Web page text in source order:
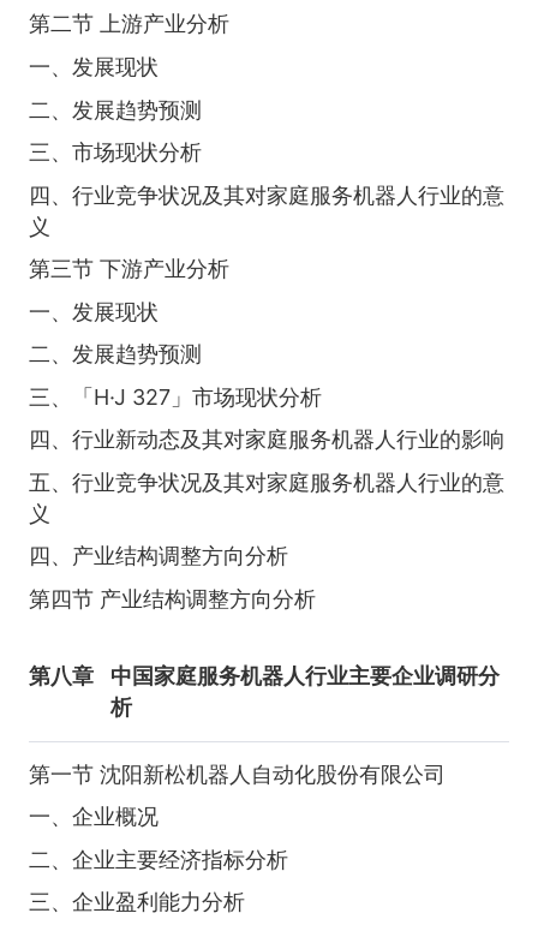
第二节 上游产业分析
一、发展现状
二、发展趋势预测
三、市场现状分析
四、行业竞争状况及其对家庭服务机器人行业的意
义
第三节 下游产业分析
一、发展现状
二、发展趋势预测
三、「H·J 327」市场现状分析
四、行业新动态及其对家庭服务机器人行业的影响
五、行业竞争状况及其对家庭服务机器人行业的意
义
四、产业结构调整方向分析
第四节 产业结构调整方向分析
第八章
中国家庭服务机器人行业主要企业调研分
析
第一节 沈阳新松机器人自动化股份有限公司
一、企业概况
二、企业主要经济指标分析
三、企业盈利能力分析